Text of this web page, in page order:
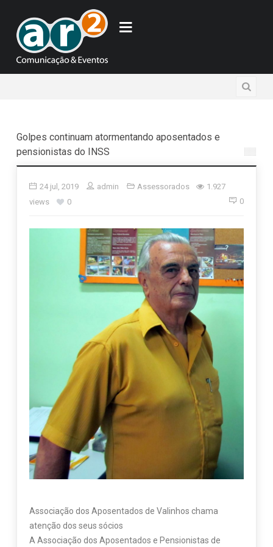
Golpes continuam atormentando aposentados e
pensionistas do INSS
24 jul, 2019 admin Assessorados
1.927
views
0 0
Associação dos Aposentados de Valinhos chama
atenção dos seus sócios
A Associação dos Aposentados e Pensionistas de